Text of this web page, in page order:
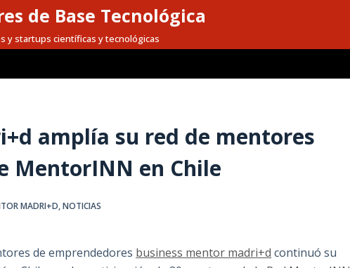
de Base Tecnológica
y startups científicas y tecnológicas
amplía su red de mentores
MentorINN en Chile
MADRI+D,NOTICIAS
de emprendedores business mentor madri+d continuó su